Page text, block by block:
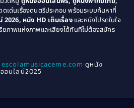
(1)
อาชญากรรม(78)
Cult Film(4)
1968
1963
ดเด่นเรื่องดนตรีประกอบ พร้อมระบบค้นหาที่
2026, หนัง HD เต็มเรื่องและหนังโปรดในใจ
ภาพแห่งภาพและเสียงได้ทันทีไม่ต้องสมัคร
escolamusicaceme.com ดูหนัง
ออนไลน์2025